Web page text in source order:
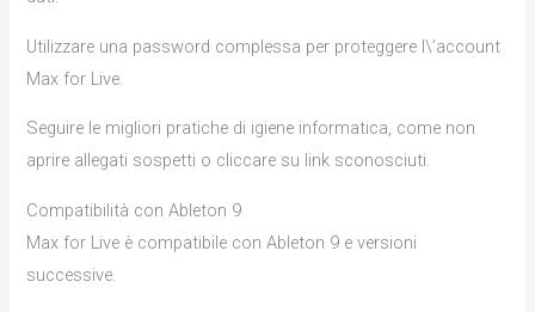
Utilizzare una password complessa per proteggere l\’account
Max for Live.
Seguire le migliori pratiche di igiene informatica, come non
aprire allegati sospetti o cliccare su link sconosciuti.
Compatibilità con Ableton 9
Max for Live è compatibile con Ableton 9 e versioni
successive.